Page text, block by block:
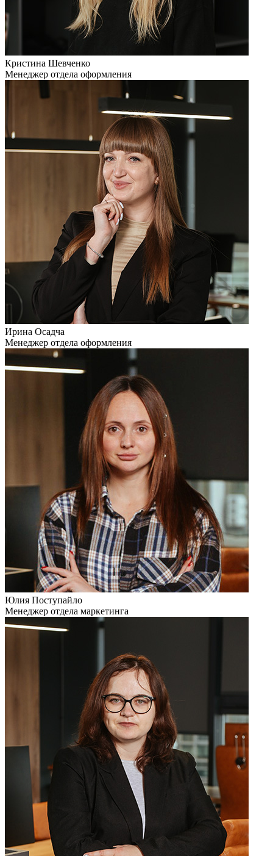
Кристина Шевченко
Менеджер отдела оформления
Ирина Осадча
Менеджер отдела оформления
Юлия Поступайло
Менеджер отдела маркетинга